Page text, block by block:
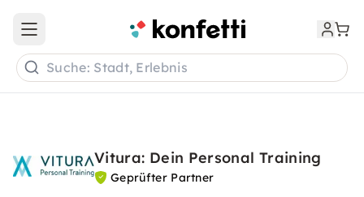
Open main menu
Suche: Stadt, Erlebnis
Vitura: Dein Personal Training
Geprüfter Partner